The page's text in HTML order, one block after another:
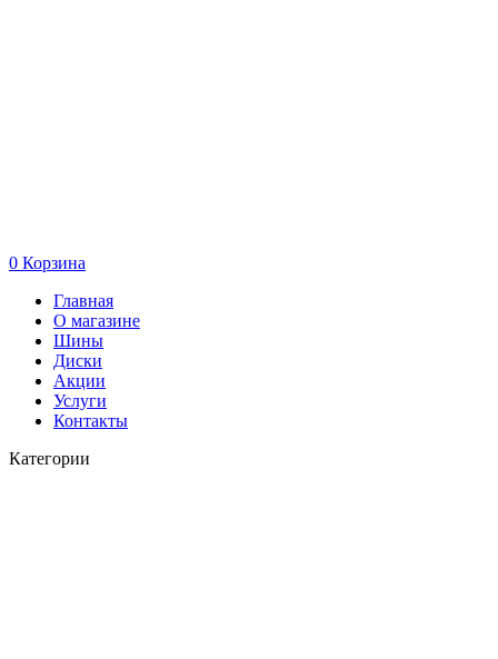
0 Корзина
Главная
О магазине
Шины
Диски
Акции
Услуги
Контакты
Категории